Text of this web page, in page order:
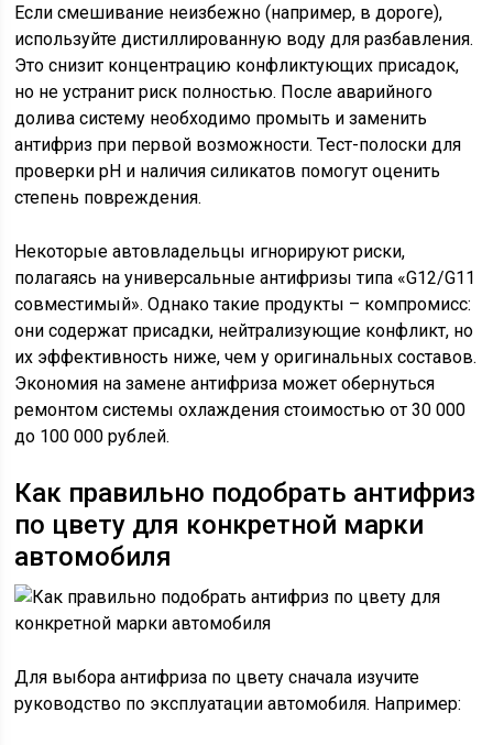
Если смешивание неизбежно (например, в дороге),
используйте дистиллированную воду для разбавления.
Это снизит концентрацию конфликтующих присадок,
но не устранит риск полностью. После аварийного
долива систему необходимо промыть и заменить
антифриз при первой возможности. Тест-полоски для
проверки pH и наличия силикатов помогут оценить
степень повреждения.
Некоторые автовладельцы игнорируют риски,
полагаясь на универсальные антифризы типа «G12/G11
совместимый». Однако такие продукты – компромисс:
они содержат присадки, нейтрализующие конфликт, но
их эффективность ниже, чем у оригинальных составов.
Экономия на замене антифриза может обернуться
ремонтом системы охлаждения стоимостью от 30 000
до 100 000 рублей.
Как правильно подобрать антифриз
по цвету для конкретной марки
автомобиля
Для выбора антифриза по цвету сначала изучите
руководство по эксплуатации автомобиля. Например: